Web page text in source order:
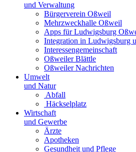
und Verwaltung
Bürgerverein Oßweil
Mehrzweckhalle Oßweil
Apps für Ludwigsburg
Integration in Ludwigsburg
Interessengemeinschaft
Oßweiler Blättle
Oßweiler Nachrichten
Umwelt
und Natur
Abfall
Häckselplatz
Wirtschaft
und Gewerbe
Ärzte
Apotheken
Gesundheit und Pflege